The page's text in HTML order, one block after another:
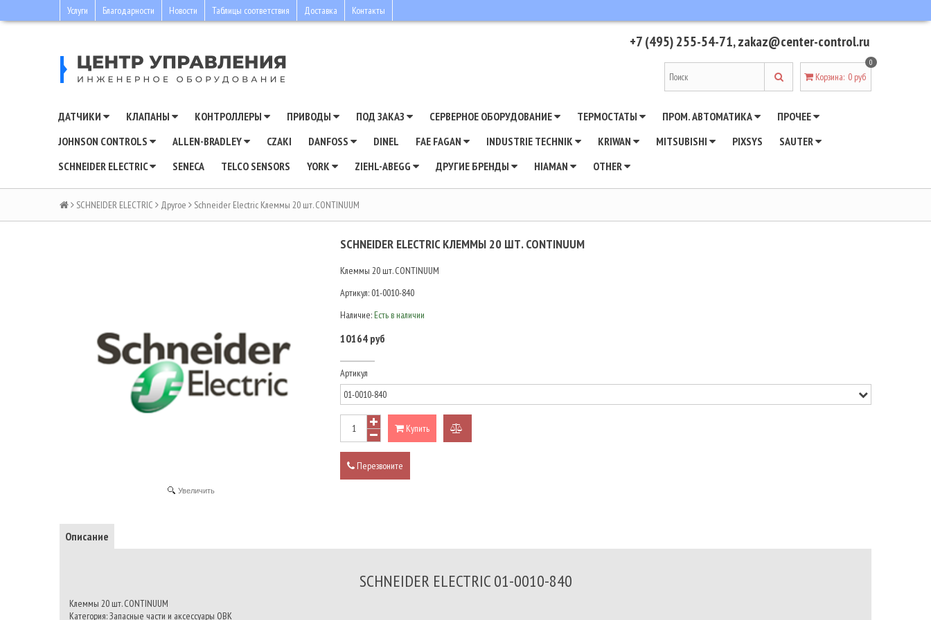
Услуги Благодарности Новости Таблицы соответствия Доставка Контакты
+7 (495) 255-54-71,zakaz@center-control.ru
Корзина:
0
0 руб
ДАТЧИКИ КЛАПАНЫ КОНТРОЛЛЕРЫ ПРИВОДЫ ПОД ЗАКАЗ СЕРВЕРНОЕ ОБОРУДОВАНИЕ ТЕРМОСТАТЫ ПРОМ. АВТОМАТИКА
ПРОЧЕЕ
JOHNSON CONTROLS
ALLEN-BRADLEY CZAKI DANFOSS DINEL FAE FAGAN INDUSTRIE TECHNIK KRIWAN MITSUBISHI PIXSYS
SAUTER
SCHNEIDER ELECTRIC
SENECA TELCO SENSORS YORK ZIEHL-ABEGG ДРУГИЕ БРЕНДЫ HIAMAN OTHER
SCHNEIDER ELECTRIC Другое Schneider Electric Клеммы 20 шт. CONTINUUM
Увеличить
SCHNEIDER ELECTRIC КЛЕММЫ 20 ШТ. CONTINUUM
Клеммы 20 шт. CONTINUUM
Артикул: 01-0010-840
Наличие: Есть в наличии
10164 руб
Артикул
Купить
Перезвоните
Описание
SCHNEIDER ELECTRIC 01-0010-840
Клеммы 20 шт. CONTINUUM
Категория: Запасные части и аксессуары ОВК